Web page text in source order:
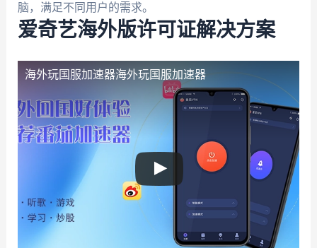
脑，满足不同用户的需求。
爱奇艺海外版许可证解决方案
海外玩国服加速器海外玩国服加速器